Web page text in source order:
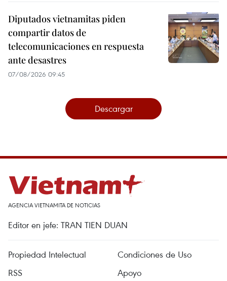
Diputados vietnamitas piden
compartir datos de
telecomunicaciones en respuesta
ante desastres
07/08/2026 09:45
Descargar
AGENCIA VIETNAMITA DE NOTICIAS
Editor en jefe: TRAN TIEN DUAN
Propiedad Intelectual
Condiciones de Uso
RSS
Apoyo